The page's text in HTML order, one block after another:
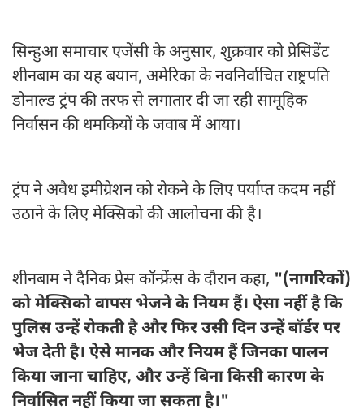
सिन्हुआ समाचार एजेंसी के अनुसार, शुक्रवार को प्रेसिडेंट
शीनबाम का यह बयान, अमेरिका के नवनिर्वाचित राष्ट्रपति
डोनाल्ड ट्रंप की तरफ से लगातार दी जा रही सामूहिक
निर्वासन की धमकियों के जवाब में आया।
ट्रंप ने अवैध इमीग्रेशन को रोकने के लिए पर्याप्त कदम नहीं
उठाने के लिए मेक्सिको की आलोचना की है।
शीनबाम ने दैनिक प्रेस कॉन्फ्रेंस के दौरान कहा, "(नागरिकों)
को मेक्सिको वापस भेजने के नियम हैं। ऐसा नहीं है कि
पुलिस उन्हें रोकती है और फिर उसी दिन उन्हें बॉर्डर पर
भेज देती है। ऐसे मानक और नियम हैं जिनका पालन
किया जाना चाहिए, और उन्हें बिना किसी कारण के
निर्वासित नहीं किया जा सकता है।"